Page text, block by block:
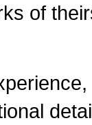
of